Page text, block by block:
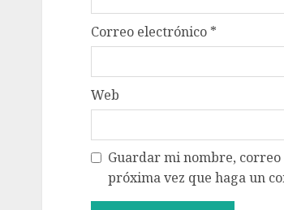
Correo electrónico *
Web
Guardar mi nombre,
próxima vez que haga un